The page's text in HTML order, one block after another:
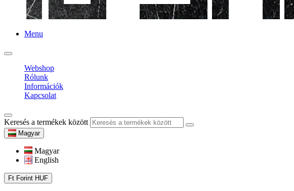
Menu
Webshop
Rólunk
Információk
Kapcsolat
Keresés a termékek között
Magyar
Magyar
English
Ft Forint HUF